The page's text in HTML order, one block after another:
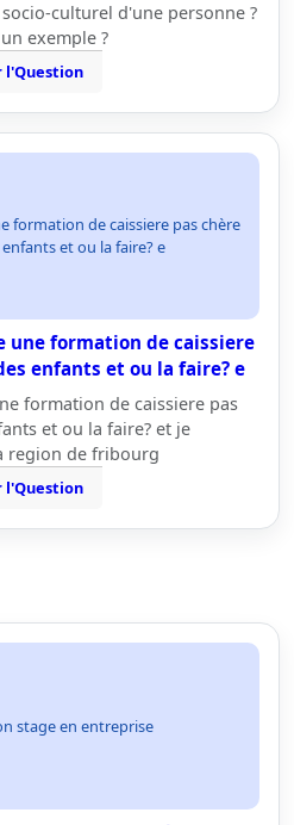
culturel d'une personne ?
exemple ?
l'Question
formation de caissiere pas chère
et ou la faire? e
une formation de caissiere
enfants et ou la faire? e
formation de caissiere pas
et ou la faire? et je
region de fribourg
l'Question
stage en entreprise